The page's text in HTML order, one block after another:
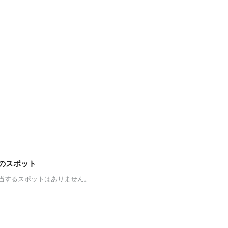
スポット
するスポットはありません。